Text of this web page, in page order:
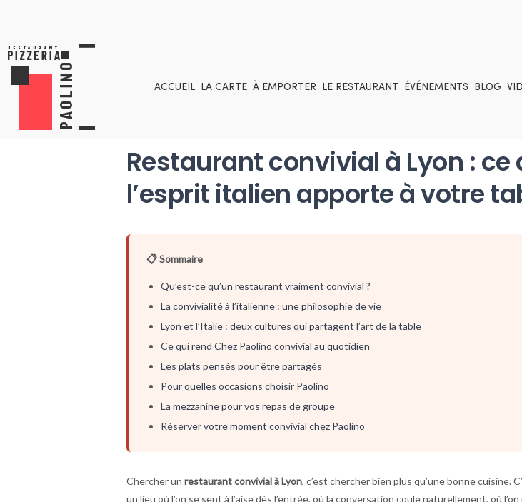
ACCUEIL LA CARTE À EMPORTER LE RESTAURANT ÉVÉNEMENTS BLOG
Restaurant convivial à Lyon : ce
l’esprit italien apporte à votre
📋 Sommaire
Qu’est-ce qu’un restaurant vraiment convivial ?
La convivialité à l’italienne : une philosophie de vie
Lyon et l’Italie : deux cultures qui partagent l’art de la table
Ce qui rend Chez Paolino convivial au quotidien
Les plats pensés pour être partagés
Pour quelles occasions choisir Paolino
La mezzanine pour vos repas de groupe
Réserver votre moment convivial chez Paolino
Chercher un restaurant convivial à Lyon, c’est chercher bien plus qu’une bonne cuisine.
un lieu où l’on se sent à l’aise dès l’entrée, où la conversation coule naturellement, où l’on